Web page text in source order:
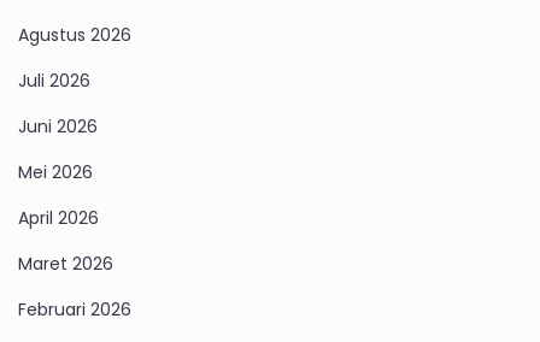
Agustus 2026
Juli 2026
Juni 2026
Mei 2026
April 2026
Maret 2026
Februari 2026